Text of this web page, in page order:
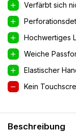
Verfärbt sich
Hochwertiges
Weiche
Elastischer
Kein
Beschreibung